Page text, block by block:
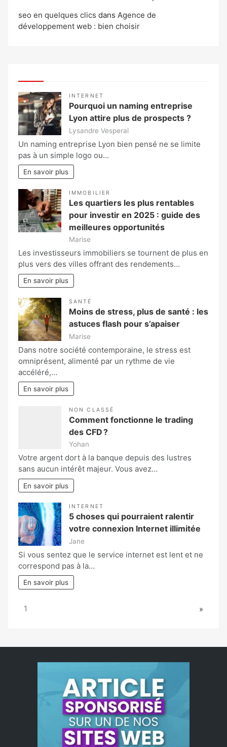
seo en quelques clics dans Agence de
développement web : bien choisir
INTERNET
Pourquoi un naming entreprise
Lyon attire plus de prospects ?
Lysandre Vesperal
Un naming entreprise Lyon bien pensé ne se limite
pas à un simple logo ou…
En savoir plus
IMMOBILIER
Les quartiers les plus rentables
pour investir en 2025 : guide des
meilleures opportunités
Marise
Les investisseurs immobiliers se tournent de plus en
plus vers des villes offrant des rendements…
En savoir plus
SANTÉ
Moins de stress, plus de santé : les
astuces flash pour s’apaiser
Marise
Dans notre société contemporaine, le stress est
omniprésent, alimenté par un rythme de vie
accéléré,…
En savoir plus
NON CLASSÉ
Comment fonctionne le trading
des CFD ?
Yohan
Votre argent dort à la banque depuis des lustres
sans aucun intérêt majeur. Vous avez…
En savoir plus
INTERNET
5 choses qui pourraient ralentir
votre connexion Internet illimitée
Jane
Si vous sentez que le service internet est lent et ne
correspond pas à la…
En savoir plus
Page:
1 Next
»